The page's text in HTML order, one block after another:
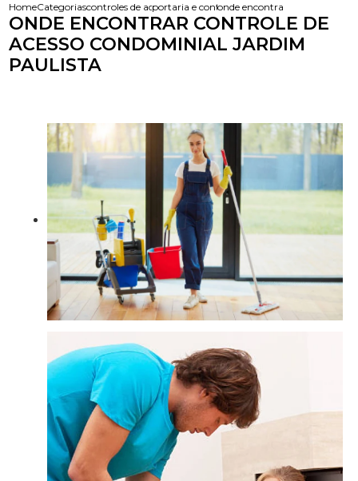
HomeCategoriascontroles de acessoportaria e controle de acessoonde encontrar controle de
ONDE ENCONTRAR CONTROLE DE
ACESSO CONDOMINIAL JARDIM
PAULISTA